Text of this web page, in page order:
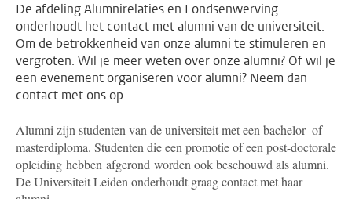
De afdeling Alumnirelaties en Fondsenwerving
onderhoudt het contact met alumni van de universiteit.
Om de betrokkenheid van onze alumni te stimuleren en
vergroten. Wil je meer weten over onze alumni? Of wil je
een evenement organiseren voor alumni? Neem dan
contact met ons op.
Alumni zijn studenten van de universiteit met een bachelor- of
masterdiploma. Studenten die een promotie of een post-doctorale
opleiding hebben afgerond worden ook beschouwd als alumni.
De Universiteit Leiden onderhoudt graag contact met haar